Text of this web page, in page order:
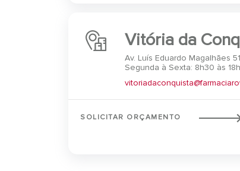
Vitória da
Av. Luís Eduardo Magalhães
Segunda à Sexta: 8h30 às
SOLICITAR ORÇAMENTO